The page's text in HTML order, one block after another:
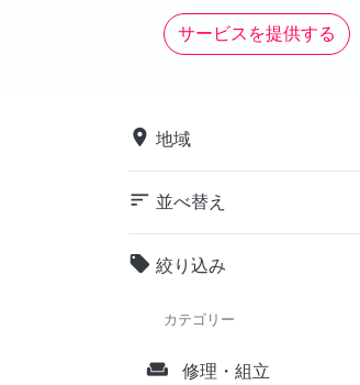
サービスを提供する
place 地域
sort 並べ替え
local_offer 絞り込み
カテゴリー
weekend 修理・組立